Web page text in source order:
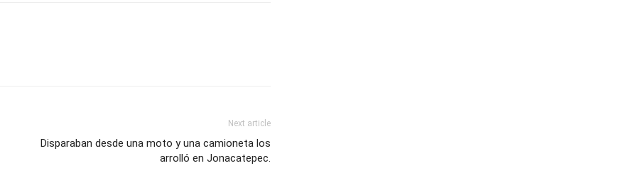
Next article
Disparaban desde una moto y una camioneta los
arrolló en Jonacatepec.